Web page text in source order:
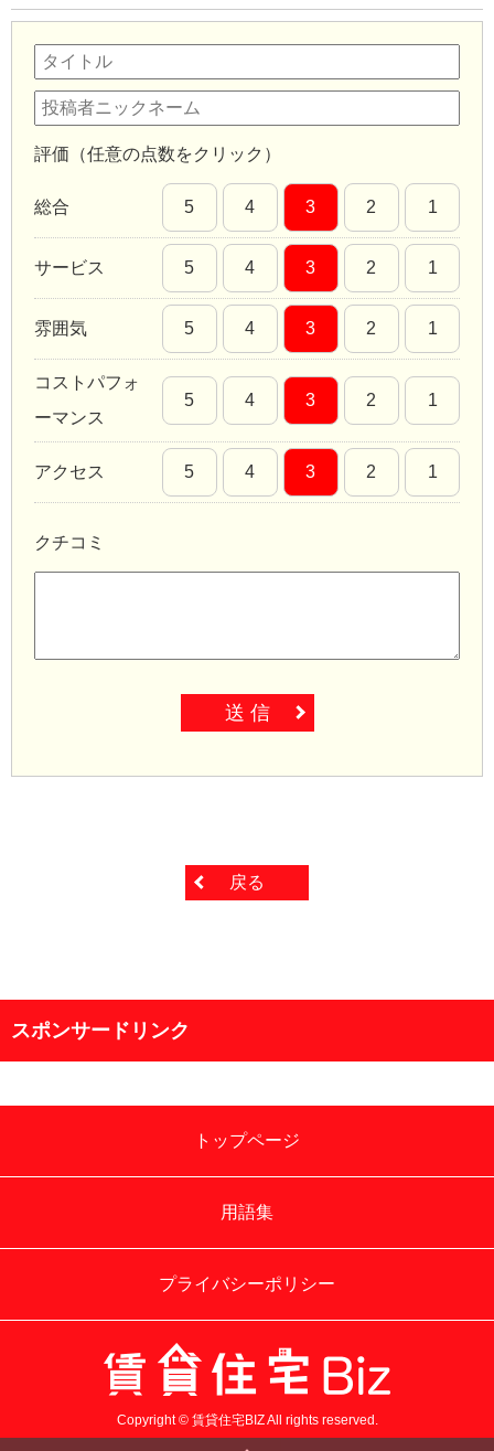
評価（任意の点数をクリック）
総合 5 4 3 2 1
サービス 5 4 3 2 1
雰囲気 5 4 3 2 1
コストパフォ
ーマンス
5 4 3 2 1
アクセス 5 4 3 2 1
クチコミ
送 信
戻る
スポンサードリンク
トップページ
用語集
プライバシーポリシー
Copyright © 賃貸住宅BIZ All rights reserved.